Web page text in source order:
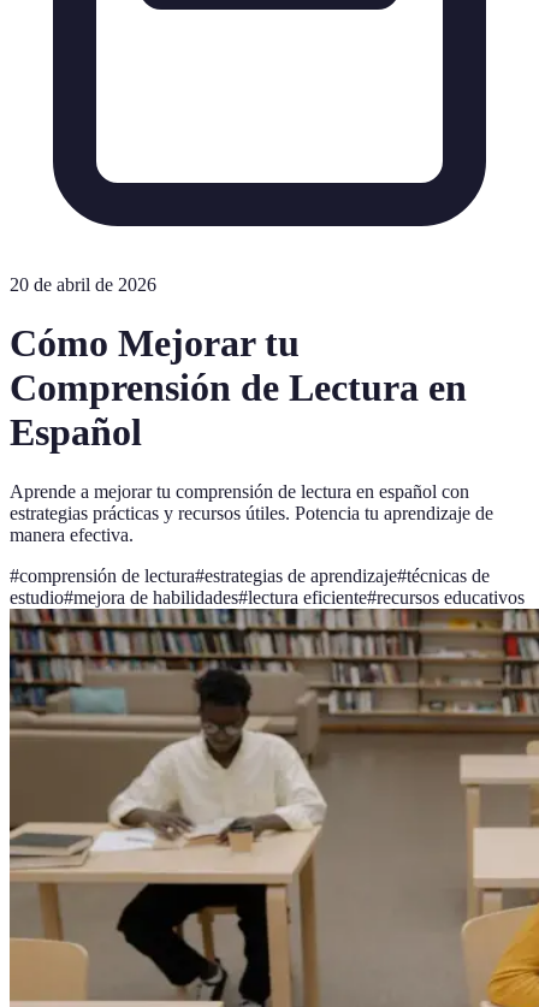
20 de abril de 2026
Cómo Mejorar tu
Comprensión de Lectura en
Español
Aprende a mejorar tu comprensión de lectura en español con
estrategias prácticas y recursos útiles. Potencia tu aprendizaje de
manera efectiva.
#comprensión de lectura#estrategias de aprendizaje#técnicas de
estudio#mejora de habilidades#lectura eficiente#recursos educativos